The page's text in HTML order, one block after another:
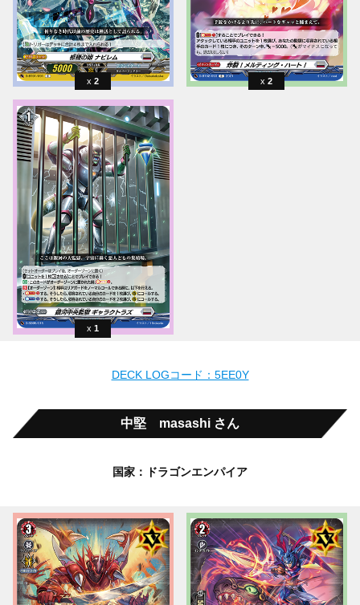
2 2
1
DECK LOGコード：5EE0Y
中堅 masashi さん
国家：ドラゴンエンパイア